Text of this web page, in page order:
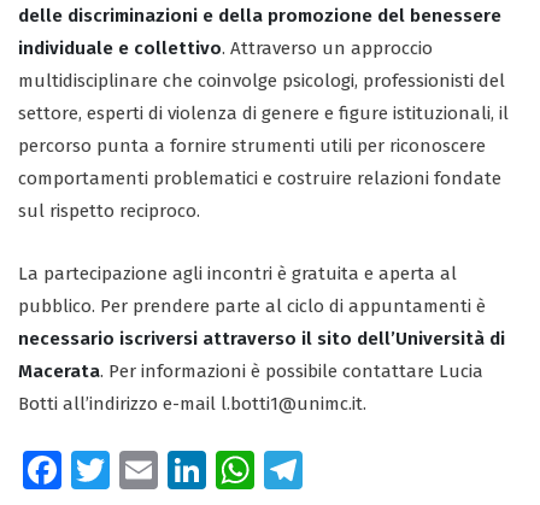
delle discriminazioni e della promozione del benessere
individuale e collettivo. Attraverso un approccio
multidisciplinare che coinvolge psicologi, professionisti del
settore, esperti di violenza di genere e figure istituzionali, il
percorso punta a fornire strumenti utili per riconoscere
comportamenti problematici e costruire relazioni fondate
sul rispetto reciproco.
La partecipazione agli incontri è gratuita e aperta al
pubblico. Per prendere parte al ciclo di appuntamenti è
necessario iscriversi attraverso il sito dell’Università di
Macerata. Per informazioni è possibile contattare Lucia
Botti all’indirizzo e-mail l.botti1@unimc.it.
Fa T E Li W